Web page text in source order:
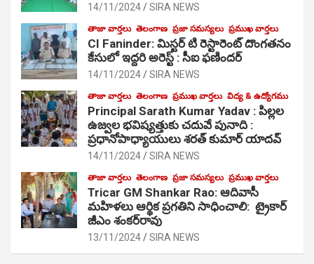
14/11/2024 SIRA NEWS
తాజా వార్తలు తెలంగాణ ప్రజా సమస్యలు ప్రముఖ వార్తలు
CI Faninder: మిస్టర్ టి రెస్టారెంట్ దొంగతనం
కేసులో ఇద్దరి అరెస్ట్ : సీఐ ఫణిందర్
14/11/2024 SIRA NEWS
తాజా వార్తలు తెలంగాణ ప్రముఖ వార్తలు విద్య & ఉద్యోగము
Principal Sarath Kumar Yadav : పిల్లల
ఉజ్వల భవిష్యత్తుకు చదువే పునాది :
ప్రధానోపాధ్యాయులు శరత్ కుమార్ యాదవ్
14/11/2024 SIRA NEWS
తాజా వార్తలు తెలంగాణ ప్రజా సమస్యలు ప్రముఖ వార్తలు
Tricar GM Shankar Rao: ఆదివాసీ
మహిళలు ఆర్థిక ప్రగతిని సాధించాలి: ట్రైకార్
జీఎం శంకర్‌రావు
13/11/2024 SIRA NEWS